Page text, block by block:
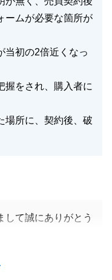
ざいましたらお気軽
ます。
ームが必要な箇所が
当初の2倍近くなっ
握をされ、購入者に
場所に、契約後、破
して誠にありがとう